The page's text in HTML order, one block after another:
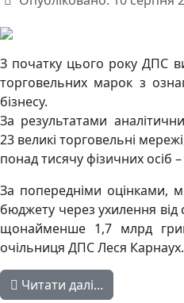
З початку цього року ДПС
торговельних марок з
бізнесу.
За результатами
23 великі торговельні
понад тисячу фізичних осіб
За попередніми оцінками,
бюджету через ухилення від
щонайменше 1,7 млрд
очільниця ДПС Леся Карнаух.
Читати далі...